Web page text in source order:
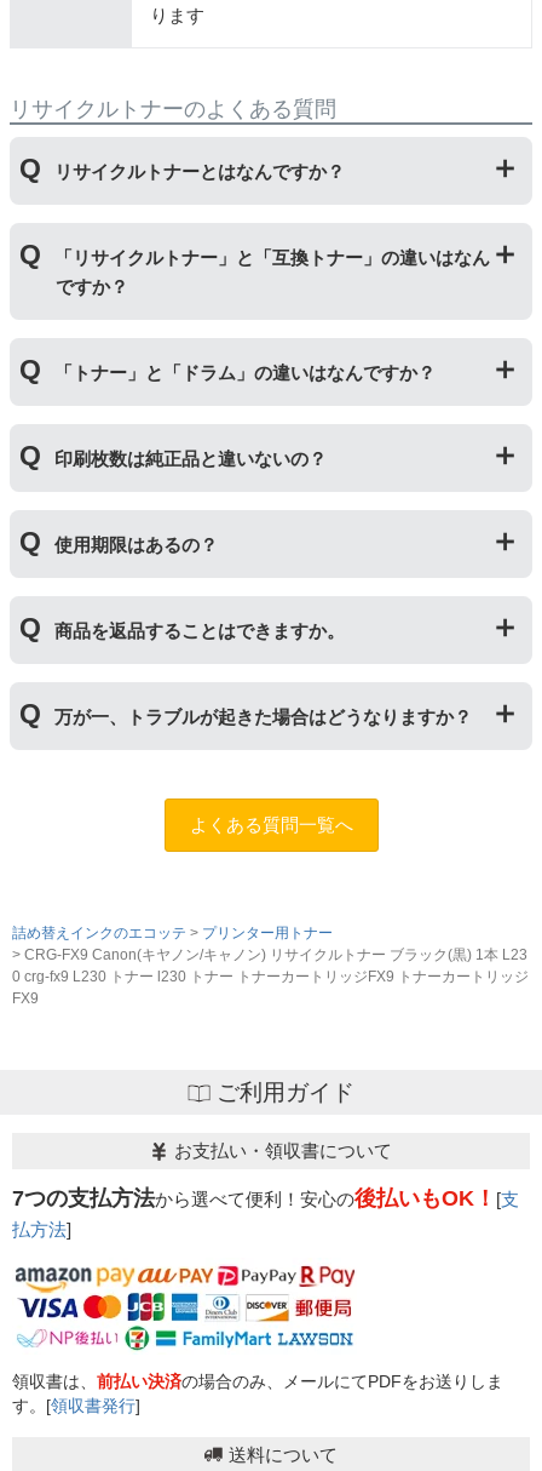
ります
リサイクルトナーのよくある質問
リサイクルトナーとはなんですか？
にて洗浄やトナー(粉)充填をしたうえで、再度販売して
いる商品です。
純正品に比べて、印刷代を節約することができます。
「リサイクルトナー」と「互換トナー」の違いはなん
ですか？
ッジを国内で1本づつ丁寧に製造しているため、比較的
不具合の起きにくい商品です。
「互換トナー」は純正品を模して製造された大量生産さ
れた商品のため、お求めやすい価格になっております。
「トナー」と「ドラム」の違いはなんですか？
ートリッジのことです。「ドラム(感光体ユニット)」は
トナーを用紙に写すためのもので、トナーカートリッジ
の器にあたる部分になります。
トナーとドラムはそれぞれ印字できる枚数が異なってい
により使用できなくなった場合は、必ず分離してから新
しいものに交換してください。
印刷枚数は純正品と違いないの？
一部型番は、純正品より多く印刷が可能なエコッテオリ
ジナルの【特別増量版】もございます。
使用期限はあるの？
サイクルトナー/ドラムに限り、レビューをご投稿いただ
くことで保証期間が2年に延長されます。
保証期間の2年以内に使い切るようお願いいたします。
商品を返品することはできますか。
用未開封の場合であっても対応することができません。
ご購入前に商品の型番などをよくご確認ください。な
ますので、お手数ですが当店までお問い合わせくださ
万が一、トラブルが起きた場合はどうなりますか？
問合フォーム
ふたつの保証」を設けておりますので、ご購入
よくある質問一覧へ
詰め替えインクのエコッテ
プリンター用トナー
CRG-FX9 Canon(キヤノン/キャノン) リサイクルトナー ブラック(黒) 1本 L23
0 crg-fx9 L230 トナー l230 トナー トナーカートリッジFX9 トナーカートリッジ
FX9
ご利用ガイド
お支払い・領収書について
7つの支払方法から選べて便利！安心の後払いもOK！ [支
払方法]
領収書は、 前払い決済の場合のみ、メールにてPDFをお送りしま
す。[領収書発行]
送料について